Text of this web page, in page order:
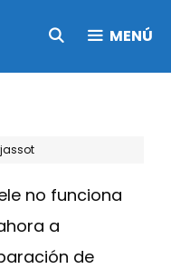
MENÚ
no funciona
a
de